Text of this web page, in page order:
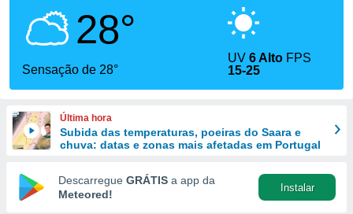
fornecidas
a este
das
e
forma
digital
28°
Sensação de 28°
UV6 Alto FPS
15-25
Última hora
Subida das temperaturas, poeiras do Saara e
chuva: datas e zonas mais afetadas em Portugal
Descarregue GRÁTIS a app da
Meteored!
Instalar